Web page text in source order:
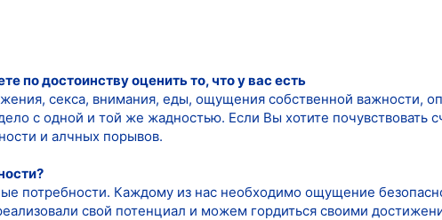
по достоинству оценить то, что у вас есть
секса, внимания, еды, ощущения собственной важности,
с одной и той же жадностью. Если Вы хотите почувствовать
и алчных порывов.
потребности. Каждому из нас необходимо ощущение
свой потенциал и можем гордиться своими